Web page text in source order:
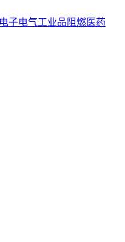
电子电气工业品 阻燃医药